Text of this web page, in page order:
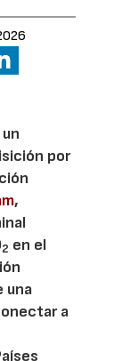
por
,
2 en el
una
a